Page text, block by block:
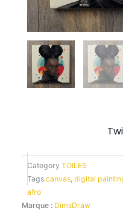
Category TOILES
Tags canvas, digital
afro
Marque : DimsDraw